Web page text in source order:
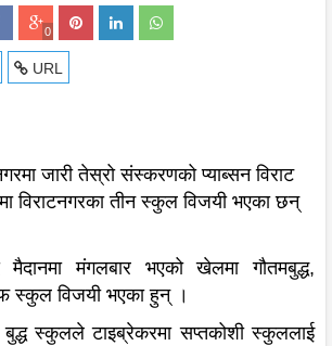
0
URL
जारी तेस्रो संस्करणको प्याब्सन विराट
विराटनगरका तीन स्कुल विजयी भएका छन्
मैदानमा मंगलबार भएको खेलमा गौतमबुद्ध,
स्कुल विजयी भएका हुन् ।
बुद्ध स्कुलले टाइब्रेकरमा सप्तकोशी स्कुललाई